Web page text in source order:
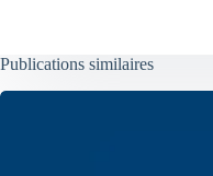
Publications similaires